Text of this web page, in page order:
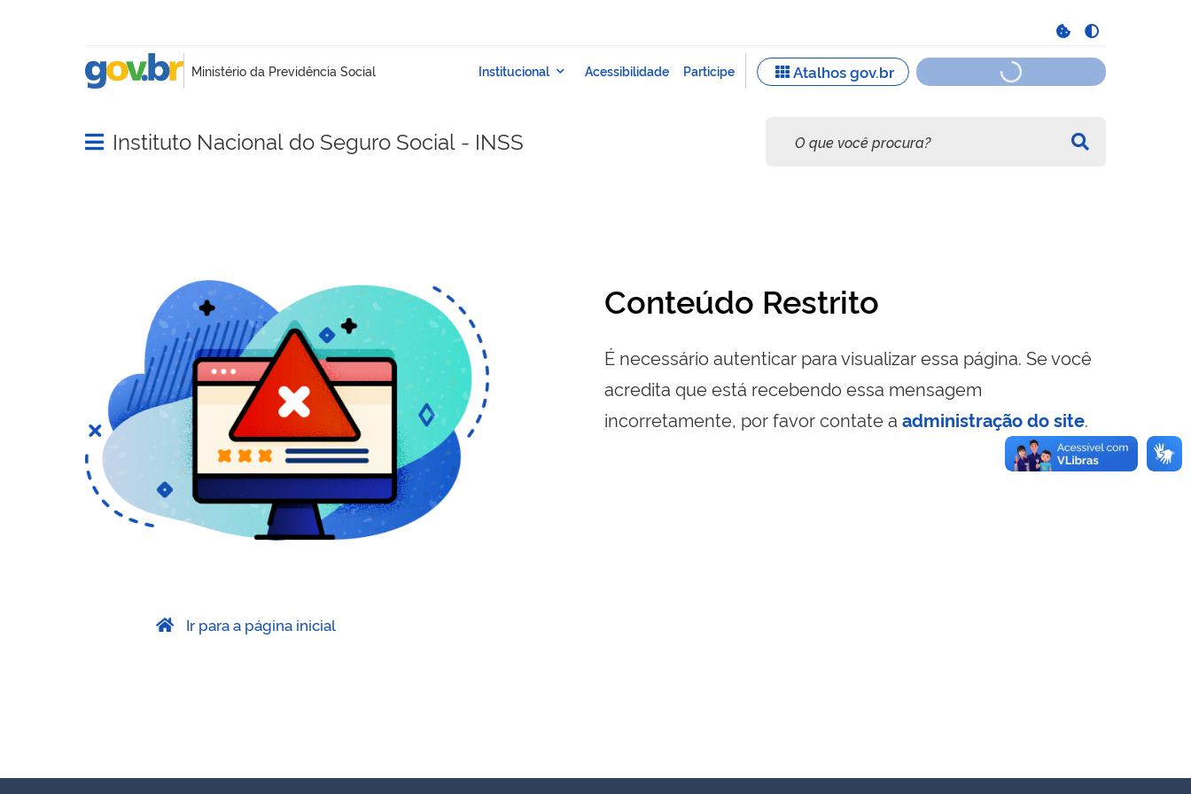
Abrir menu principal de navegação
Instituto Nacional do Seguro Social - INSS
Conteúdo Restrito
É necessário autenticar para visualizar essa página. Se você
acredita que está recebendo essa mensagem
incorretamente, por favor contate a administração do site.
Ir para a página inicial